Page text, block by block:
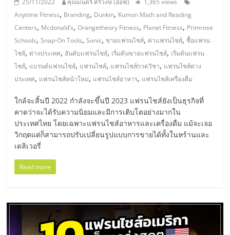
เอ็
มอี
ไทย,
SMEs,
แฟ
รน
ไชส์,
ที่
25/11/2022 คุณมนตรี ศรีวงษ์ (อ๊อฟ)
1,365 views
Anytime Fitness, Branding, Dunkin, Kumon Math and Reading
Centers, Mcdonald’s,Orangetheory Fitness, Planet Fitness, Primrose
Schools,Snap-On Tools,Sonic,ขายแฟรนไชส์, ค่าแฟรนไชส์,ซื้อแฟรน
ไชส์, ต่างประเทศ, อันดับแฟรนไชส์, เริ่มต้นขายแฟรนไชส์, เริ่มต้นแฟรน
ไชส์, แบรนด์แฟรนไชส์, แฟรนไชส์, แฟรนไชส์กวดวิชา, แฟรนไชส์ต่าง
ประเทศ, แฟรนไชส์หน้าใหม่, แฟรนไชส์อาหาร, แฟรนไชส์เครื่องดื่ม
ใกล้จะสิ้นปี 2022 กำลังจะขึ้นปี 2023 แฟรนไชส์ยังเป็นธุรกิจที่
คาดว่าจะได้รับความนิยมและมีการเติบโตอย่างมากใน
ประเทศไทย โดยเฉพาะแฟรนไชส์อาหารและเครื่องดื่ม แม้จะเจอ
วิกฤตแต่ก็สามารถปรับเปลี่ยนรูปแบบการขายได้ทั้งในหร้านและ
เดลิเวอรี่
Read more